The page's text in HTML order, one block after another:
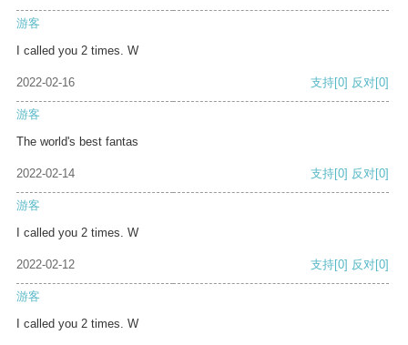
游客
I called you 2 times. W
2022-02-16 支持[0] 反对[0]
游客
The world's best fantas
2022-02-14 支持[0] 反对[0]
游客
I called you 2 times. W
2022-02-12 支持[0] 反对[0]
游客
I called you 2 times. W